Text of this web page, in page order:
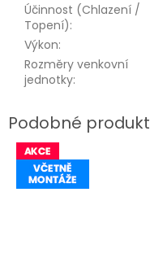
Účinnost (Chlazení /
Topení):
Výkon:
Rozměry venkovní
jednotky: